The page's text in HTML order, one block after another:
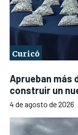
Curicó
Aprueban más
construir un
4 de agosto de 2026